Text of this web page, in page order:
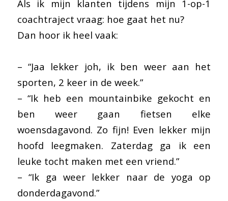
Als ik mijn klanten tijdens mijn 1-op-1
coachtraject vraag: hoe gaat het nu?
Dan hoor ik heel vaak:
– “Jaa lekker joh, ik ben weer aan het
sporten, 2 keer in de week.”
– “Ik heb een mountainbike gekocht en
ben weer gaan fietsen elke
woensdagavond. Zo fijn! Even lekker mijn
hoofd leegmaken. Zaterdag ga ik een
leuke tocht maken met een vriend.”
– “Ik ga weer lekker naar de yoga op
donderdagavond.”